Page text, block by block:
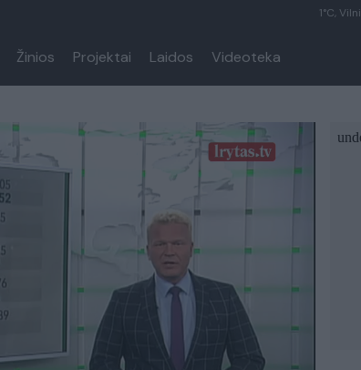
1°C,
Žinios Projektai Laidos Videoteka